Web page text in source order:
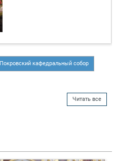
Покровский кафедральный собор
Читать все